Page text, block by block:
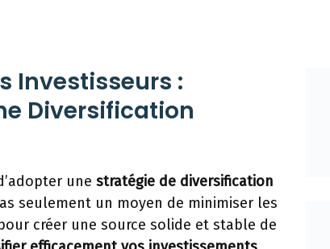
Investisseurs :
Diversification
une stratégie de diversification
seulement un moyen de minimiser les
créer une source solide et stable de